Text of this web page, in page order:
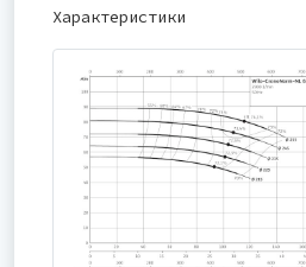
Характеристики